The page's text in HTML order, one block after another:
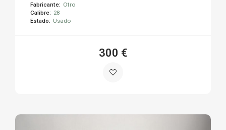
Fabricante: Otro
Calibre: 28
Estado: Usado
300 €